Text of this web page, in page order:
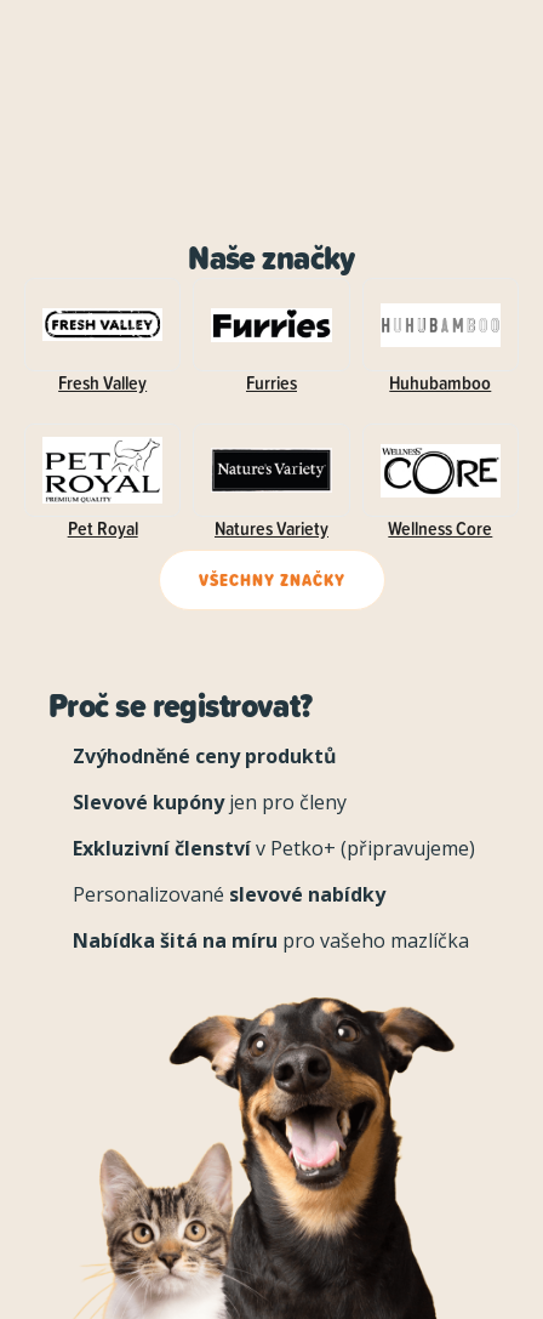
Naše značky
Fresh Valley Furries Huhubamboo
Pet Royal Natures Variety Wellness Core
VŠECHNY ZNAČKY
Proč se registrovat?
Zvýhodněné ceny produktů
Slevové kupónyjen pro členy
Exkluzivní členstvív Petko+ (připravujeme)
Personalizované slevové nabídky
Nabídka šitá na míru pro vašeho mazlíčka